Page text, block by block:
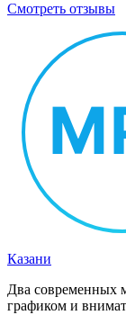
Смотреть отзывы
Казани
Два современных
графиком и